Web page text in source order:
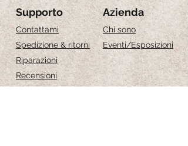
Grandezza:Guida alle taglie
S Misura 13-15
M Misura 16-18
Supporto
Contattami
Spedizione & ritorni
Riparazioni
Recensioni
Azienda
Chi sono
Eventi/Esposizioni